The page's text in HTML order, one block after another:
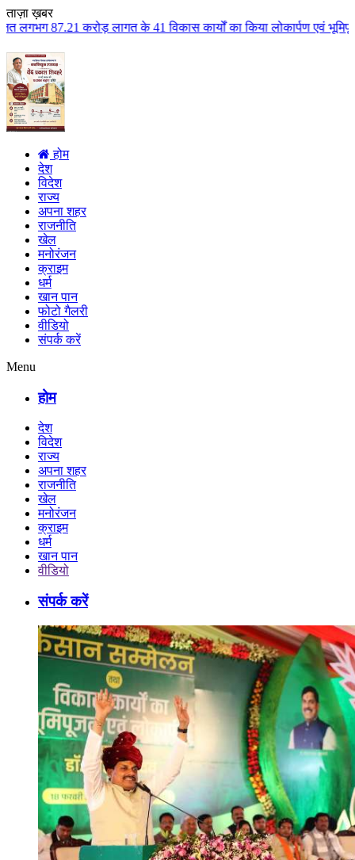
ताज़ा ख़बर
41 विकास कार्यों का किया लोकार्पण एवं भूमिपूजन कुलैथ क्षेत्र के
होम
देश
विदेश
राज्य
अपना शहर
राजनीति
खेल
मनोरंजन
क्राइम
धर्म
खान पान
फोटो गैलरी
वीडियो
संपर्क करें
Menu
होम
देश
विदेश
राज्य
अपना शहर
राजनीति
खेल
मनोरंजन
क्राइम
धर्म
खान पान
वीडियो
संपर्क करें